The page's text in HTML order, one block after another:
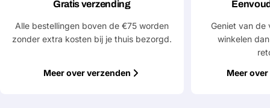
Jouw
Jouw
Jouw
Gratis verzending
Alle bestellingen boven de €75 worden
zonder extra kosten bij je thuis bezorgd.
Meer over verzenden
Geniet van de
winkelen
Meer